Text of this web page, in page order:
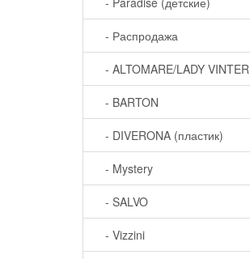
- Распродажа
- ALTOMARE/LADY VINTER
- BARTON
- DIVERONA (пластик)
- Mystery
- SALVO
- Vizzini